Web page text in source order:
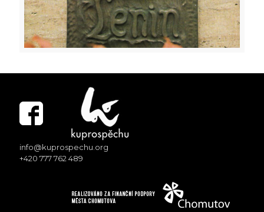
info@kuprospechu.org
+420 777 762 489